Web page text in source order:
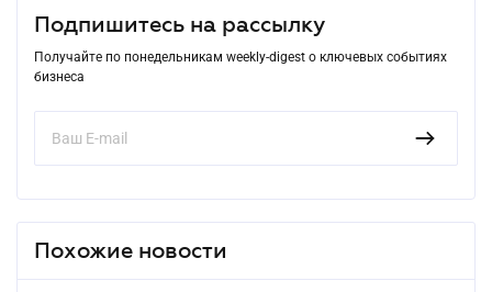
Подпишитесь на рассылку
Получайте по понедельникам weekly-digest о ключевых событиях
бизнеса
Похожие новости